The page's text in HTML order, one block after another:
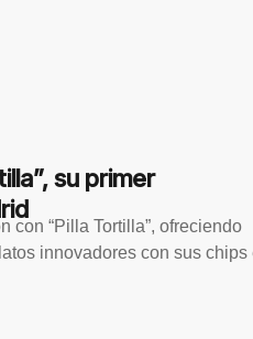
su primer
con “Pilla Tortilla”, ofreciendo
innovadores con sus chips